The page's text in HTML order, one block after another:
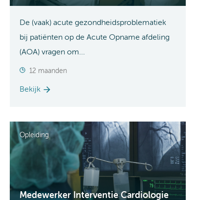
De (vaak) acute gezondheidsproblematiek
bij patiënten op de Acute Opname afdeling
(AOA) vragen om...
12 maanden
Bekijk
Opleiding
Medewerker Interventie Cardiologie